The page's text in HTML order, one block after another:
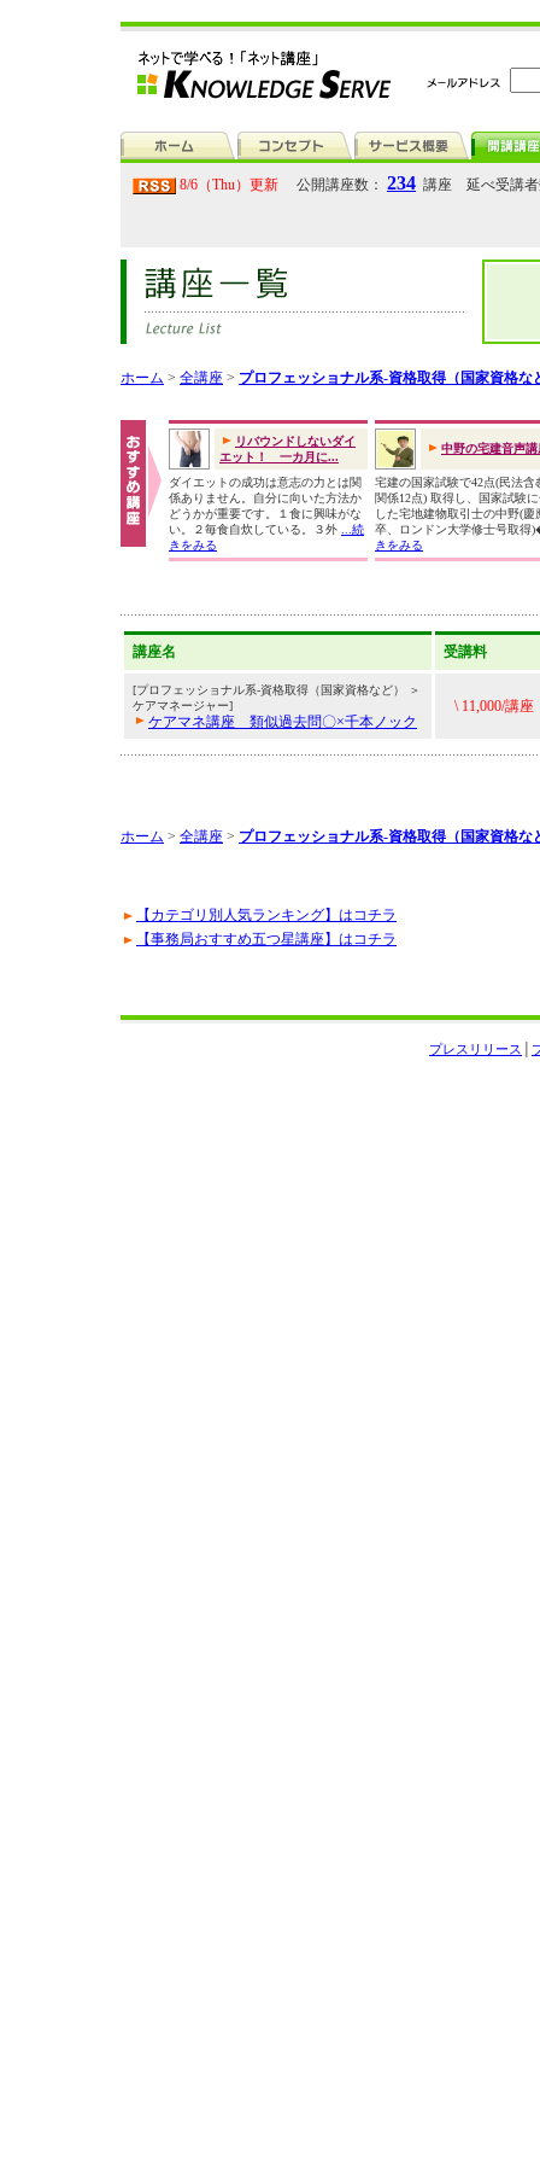
8/6（Thu）更新 公開講座数： 234 講座 延べ受講
ホーム > 全講座 > プロフェッショナル系-資格取得（国家資格な
リバウンドしないダイ
エット！ 一カ月に...
ダイエットの成功は意志の力とは関
係ありません。自分に向いた方法か
どうかが重要です。１食に興味がな
い。２毎食自炊している。３外
...続
きをみる
中野の宅建音声講
宅建の国家試験で42点(民法含
関係12点) 取得し、国家試験
した宅地建物取引士の中野(慶
卒、ロンドン大学修士号取
きをみる
講座名 受講料
[プロフェッショナル系-資格取得（国家資格など） ＞
ケアマネージャー]
ケアマネ講座 類似過去問〇×千本ノック
\ 11,000/講座
ホーム > 全講座 > プロフェッショナル系-資格取得（国家資格な
【カテゴリ別人気ランキング】はコチラ
【事務局おすすめ五つ星講座】はコチラ
プレスリリース